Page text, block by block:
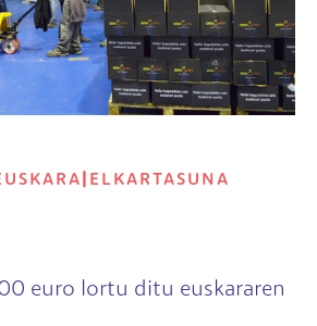
ELKARTASUNA
euro lortu ditu euskararen